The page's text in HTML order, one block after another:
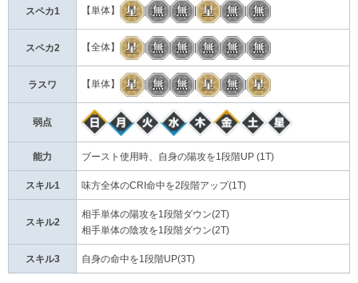
スペカ1 【単体】
スペカ2 【全体】
ラスワ 【単体】
弱点
能力 ブースト使用時、自身の陽攻を1段階UP (1T)
スキル1 味方全体のCRI命中を2段階アップ(1T)
スキル2
相手単体の陽攻を1段階ダウン(2T)
相手単体の陰攻を1段階ダウン(2T)
スキル3 自身の命中を1段階UP(3T)